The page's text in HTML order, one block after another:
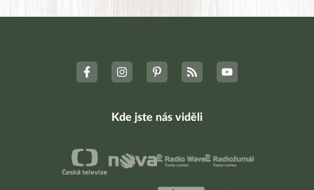
Kde jste nás viděli